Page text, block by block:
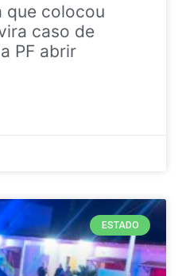
que colocou
caso de
PF abrir
ESTADO